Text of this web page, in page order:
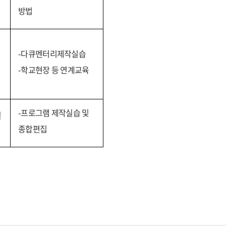
방법
-다큐멘터리제작실습
-학교현장 등 연계교육
-프로그램 제작실습 및
종합편집